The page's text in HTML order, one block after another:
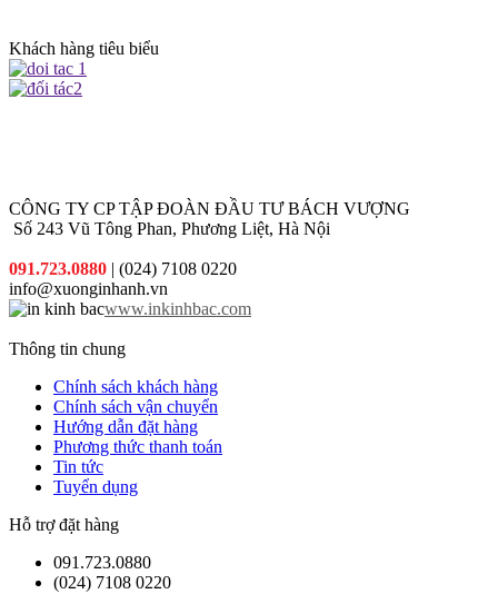
Khách hàng tiêu biểu
CÔNG TY CP TẬP ĐOÀN ĐẦU TƯ BÁCH VƯỢNG
Số 243 Vũ Tông Phan, Phương Liệt, Hà Nội
091.723.0880 | (024) 7108 0220
info@xuonginhanh.vn
www.inkinhbac.com
Thông tin chung
Chính sách khách hàng
Chính sách vận chuyển
Hướng dẫn đặt hàng
Phương thức thanh toán
Tin tức
Tuyển dụng
Hỗ trợ đặt hàng
091.723.0880
(024) 7108 0220